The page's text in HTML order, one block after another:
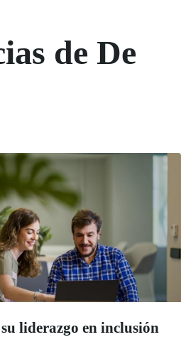
de De
liderazgo en inclusión